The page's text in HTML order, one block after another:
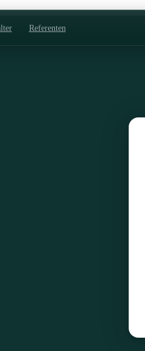
Referenten